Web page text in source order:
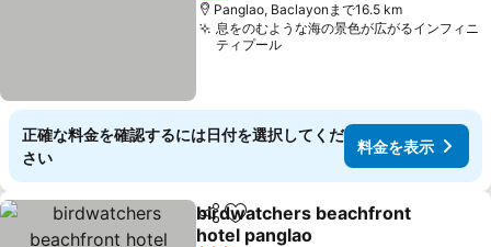
Panglao, Baclayonまで16.5 km
息をのむような海の景色が広がるインフィニ
ティプール
正確な料金を確認するには日付を選択してくだ
さい
料金を表示
シェアお気に入りに追加
birdwatchers beachfront
hotel panglao